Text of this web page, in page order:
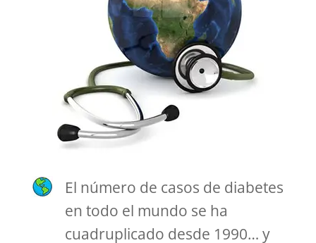
El número de casos de diabetes
en todo el mundo se ha
cuadruplicado desde 1990… y